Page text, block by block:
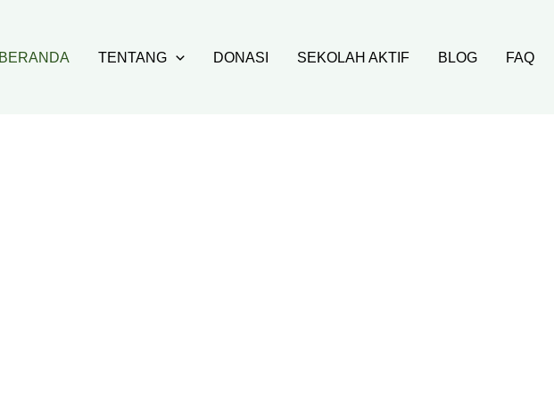
BERANDA TENTANG DONASI SEKOLAH AKTIF BLOG FAQ